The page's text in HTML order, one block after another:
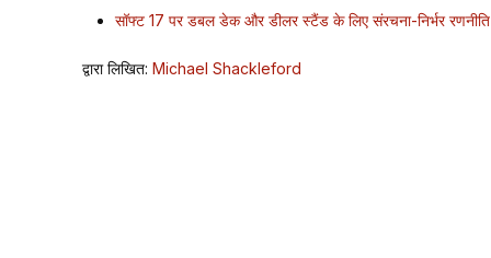
सॉफ्ट 17 पर डबल डेक और डीलर स्टैंड के लिए संरचना-निर्भर रणनीति
द्वारा लिखित: Michael Shackleford